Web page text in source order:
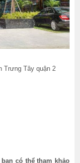
Trưng Tây quận 2
có thể tham khảo